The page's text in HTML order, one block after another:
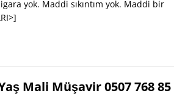
yok. Maddi sıkıntım yok. Maddi bir
Mali Müşavir 0507 768 85